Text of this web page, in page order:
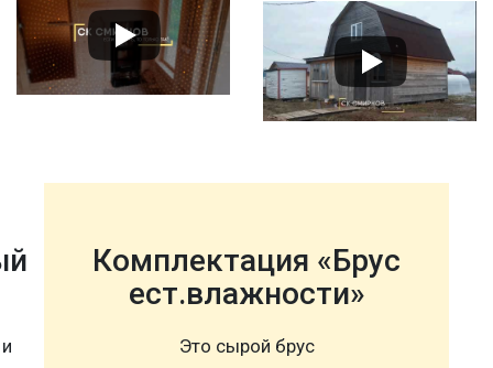
Комплектация «Брус
ест.влажности»
Это сырой брус